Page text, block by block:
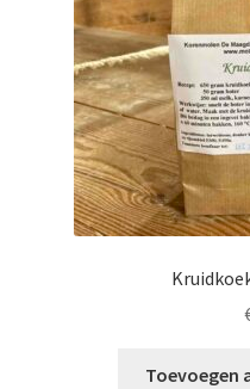
Toevoegen